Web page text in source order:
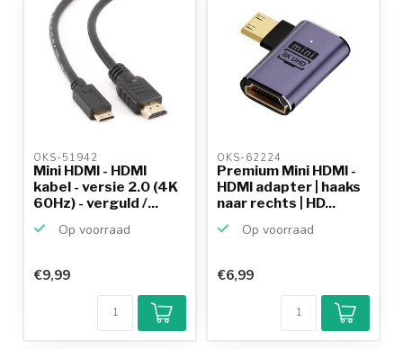
OKS-51942
Mini HDMI - HDMI
kabel - versie 2.0 (4K
60Hz) - verguld /...
Op voorraad
€9,99
OKS-62224
Premium Mini HDMI -
HDMI adapter | haaks
naar rechts | HD...
Op voorraad
€6,99